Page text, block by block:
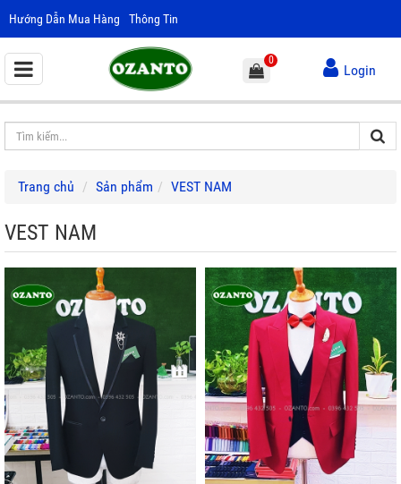
Hướng Dẫn Mua Hàng Thông Tin
0
Login
Trang chủ Sản phẩm VEST NAM
VEST NAM